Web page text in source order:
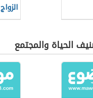
الزواج
الحياة والمجتمع